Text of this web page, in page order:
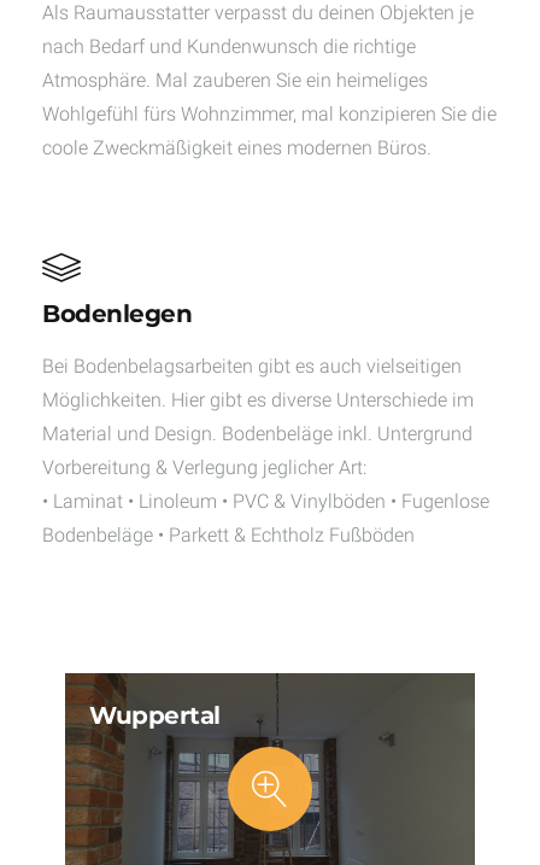
Als Raumausstatter verpasst du deinen Objekten je
nach Bedarf und Kundenwunsch die richtige
Atmosphäre. Mal zauberen Sie ein heimeliges
Wohlgefühl fürs Wohnzimmer, mal konzipieren Sie die
coole Zweckmäßigkeit eines modernen Büros.
Bodenlegen
Bei Bodenbelagsarbeiten gibt es auch vielseitigen
Möglichkeiten. Hier gibt es diverse Unterschiede im
Material und Design. Bodenbeläge inkl. Untergrund
Vorbereitung & Verlegung jeglicher Art:
• Laminat • Linoleum • PVC & Vinylböden • Fugenlose
Bodenbeläge • Parkett & Echtholz Fußböden
Wuppertal